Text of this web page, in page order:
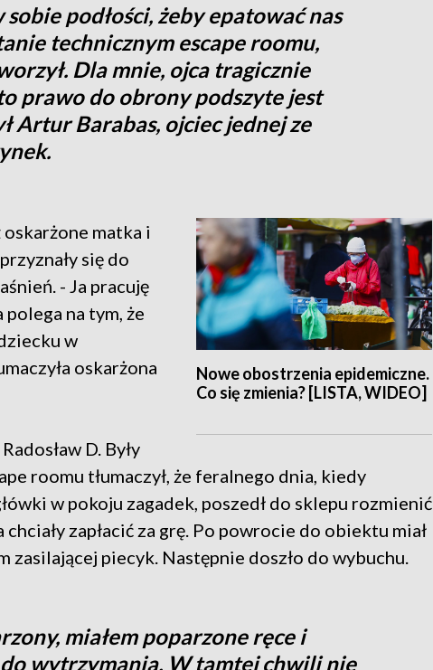
podłości, żeby epatować nas
technicznym escape roomu,
Dla mnie, ojca tragicznie
prawo do obrony podszyte jest
Artur Barabas, ojciec jednej ze
Nowe obostrzenia epidemiczne.
Co się zmienia? [LISTA, WIDEO]
matka i
się do
- Ja pracuję
na tym, że
w
oskarżona
D. Były
roomu tłumaczył, że feralnego dnia, kiedy
w pokoju zagadek, poszedł do sklepu rozmienić
zapłacić za grę. Po powrocie do obiektu miał
zasilającej piecyk. Następnie doszło do wybuchu.
miałem poparzone ręce i
wytrzymania. W tamtej chwili nie